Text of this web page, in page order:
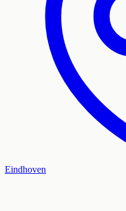
Eindhoven